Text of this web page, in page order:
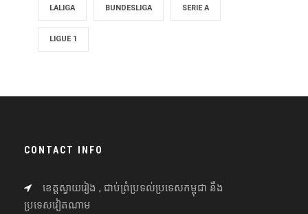
LALIGA BUNDESLIGA SERIE A
LIGUE 1
CONTACT INFO
ខេត្តស្វាយរៀង , ជាប់ព្រំប្រទល់ប្រទេសកម្ពុជា នឹង
ប្រទេសវៀតណាម